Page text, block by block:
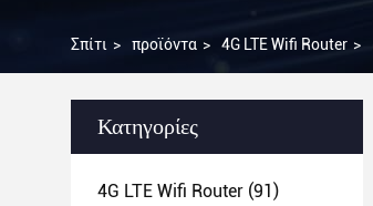
Σπίτι > προϊόντα > 4G LTE Wifi Router >
Κατηγορίες
4G LTE Wifi Router (91)